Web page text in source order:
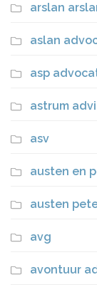
arslan
aslan
asp
astrum
asv
austen en
austen
avg
avontuur